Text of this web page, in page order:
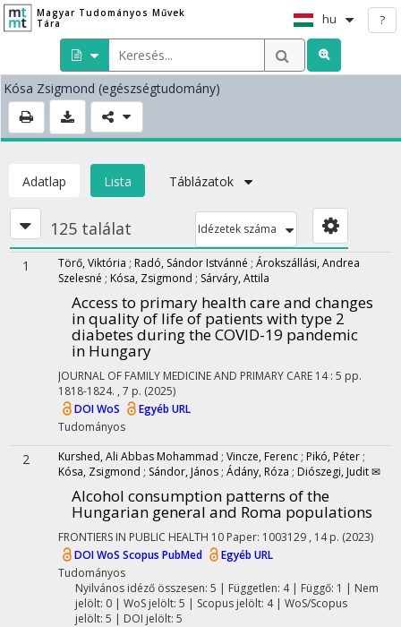
Magyar Tudományos Művek
Tára
hu ?
Kósa Zsigmond (egészségtudomány)
Adatlap Lista Táblázatok
125 találat Idézetek száma
1 Törő, Viktória ; Radó, Sándor Istvánné ; Árokszállási, Andrea
Szelesné ; Kósa, Zsigmond ; Sárváry, Attila
Access to primary health care and changes
in quality of life of patients with type 2
diabetes during the COVID-19 pandemic
in Hungary
JOURNAL OF FAMILY MEDICINE AND PRIMARY CARE 14: 5 pp.
1818-1824. , 7 p. (2025)
DOIWoS
Egyéb URL
Tudományos
2 Kurshed, Ali Abbas Mohammad ; Vincze, Ferenc ; Pikó, Péter ;
Kósa, Zsigmond ; Sándor, János ; Ádány, Róza ; Diószegi, Judit ✉
Alcohol consumption patterns of the
Hungarian general and Roma populations
FRONTIERS IN PUBLIC HEALTH 10 Paper: 1003129 , 14 p. (2023)
DOIWoS Scopus PubMed
Egyéb URL
Tudományos
Nyilvános idéző összesen: 5 | Független: 4 | Függő: 1 | Nem
jelölt: 0 | WoS jelölt: 5 | Scopus jelölt: 4 | WoS/Scopus
jelölt: 5 | DOI jelölt: 5